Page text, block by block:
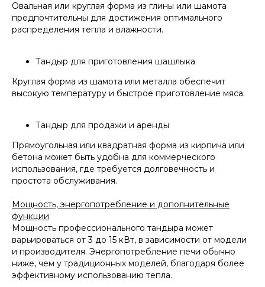
Овальная или круглая форма из глины или шамота
предпочтительны для достижения оптимального
распределения тепла и влажности.
Тандыр для приготовления шашлыка
Круглая форма из шамота или металла обеспечит
высокую температуру и быстрое приготовление мяса.
Тандыр для продажи и аренды
Прямоугольная или квадратная форма из кирпича или
бетона может быть удобна для коммерческого
использования, где требуется долговечность и
простота обслуживания.
Мощность, энергопотребление и дополнительные
функции
Мощность профессионального тандыра может
варьироваться от 3 до 15 кВт, в зависимости от модели
и производителя. Энергопотребление печи обычно
ниже, чем у традиционных моделей, благодаря более
эффективному использованию тепла.